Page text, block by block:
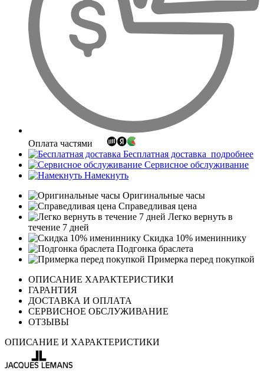
Оплата частями
Бесплатная доставка подробнее
Сервисное обслуживание
Намекнуть
Оригинальные часы
Справедливая цена
Легко вернуть в
течение 7 дней
Скидка 10% имениннику
Подгонка браслета
Примерка перед покупкой
ОПИСАНИЕ ХАРАКТЕРИСТИКИ
ГАРАНТИЯ
ДОСТАВКА И ОПЛАТА
СЕРВИСНОЕ ОБСЛУЖИВАНИЕ
ОТЗЫВЫ
ОПИСАНИЕ И ХАРАКТЕРИСТИКИ